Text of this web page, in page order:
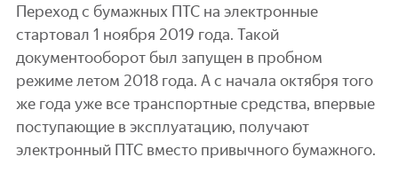
Переход с бумажных ПТС на электронные
стартовал 1 ноября 2019 года. Такой
документооборот был запущен в пробном
режиме летом 2018 года. А с начала октября того
же года уже все транспортные средства, впервые
поступающие в эксплуатацию, получают
электронный ПТС вместо привычного бумажного.